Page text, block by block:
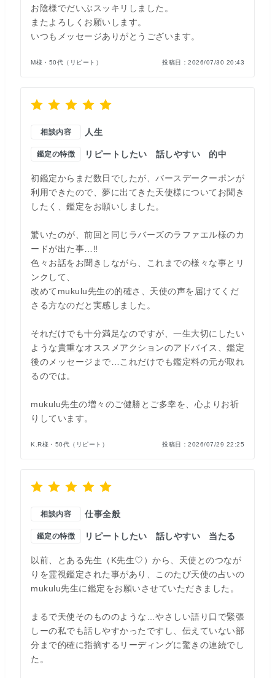
お陰様でだいぶスッキリしました。
またよろしくお願いします。
いつもメッセージありがとうございます。
M様・50代（リピート） 投稿日： 2026/07/30 20:43
相談内容 人生
鑑定の特徴 リピートしたい 話しやすい 的中
初鑑定からまだ数日でしたが、バースデークーポンが
利用できたので、夢に出てきた天使様についてお聞き
したく、鑑定をお願いしました。
驚いたのが、前回と同じラバーズのラファエル様のカ
ードが出た事…‼️
色々お話をお聞きしながら、これまでの様々な事とリ
ンクして、
改めてmukulu先生の的確さ、天使の声を届けてくだ
さる方なのだと実感しました。
それだけでも十分満足なのですが、一生大切にしたい
ような貴重なオススメアクションのアドバイス、鑑定
後のメッセージまで…これだけでも鑑定料の元が取れ
るのでは。
mukulu先生の増々のご健勝とご多幸を、心よりお祈
りしています。
K.R様・50代（リピート） 投稿日： 2026/07/29 22:25
相談内容 仕事全般
鑑定の特徴 リピートしたい 話しやすい 当たる
以前、とある先生（K先生♡）から、天使とのつなが
りを霊視鑑定された事があり、このたび天使の占いの
mukulu先生に鑑定をお願いさせていただきました。
まるで天使そのもののような…やさしい語り口で緊張
しーの私でも話しやすかったですし、伝えていない部
分まで的確に指摘するリーディングに驚きの連続でし
た。